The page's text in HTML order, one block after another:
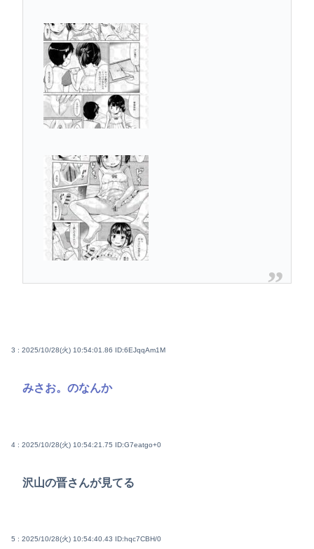
3 : 2025/10/28(火) 10:54:01.86 ID:6EJqqAm1M
みさお。のなんか
4 : 2025/10/28(火) 10:54:21.75 ID:G7eatgo+0
沢山の晋さんが見てる
5 : 2025/10/28(火) 10:54:40.43 ID:hqc7CBH/0